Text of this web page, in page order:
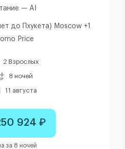
— AI
до Пхукета) Moscow +1
Price
2 Взрослых
8 ночей
11 августа
924 ₽
за 8 ночей